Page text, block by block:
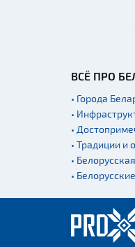
ВСЁ ПРО
• Города
•
•
• Традиции и
•
•